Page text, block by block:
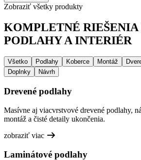
Zobraziť všetky produkty
KOMPLETNÉ RIEŠENIA
PODLAHY A INTERIÉR
Všetko Podlahy Koberce Montáž
Doplnky
Návrh
Drevené podlahy
Masívne aj viacvrstvové drevené podlahy,
montáž a čisté detaily ukončenia.
zobraziť viac
Laminátové podlahy